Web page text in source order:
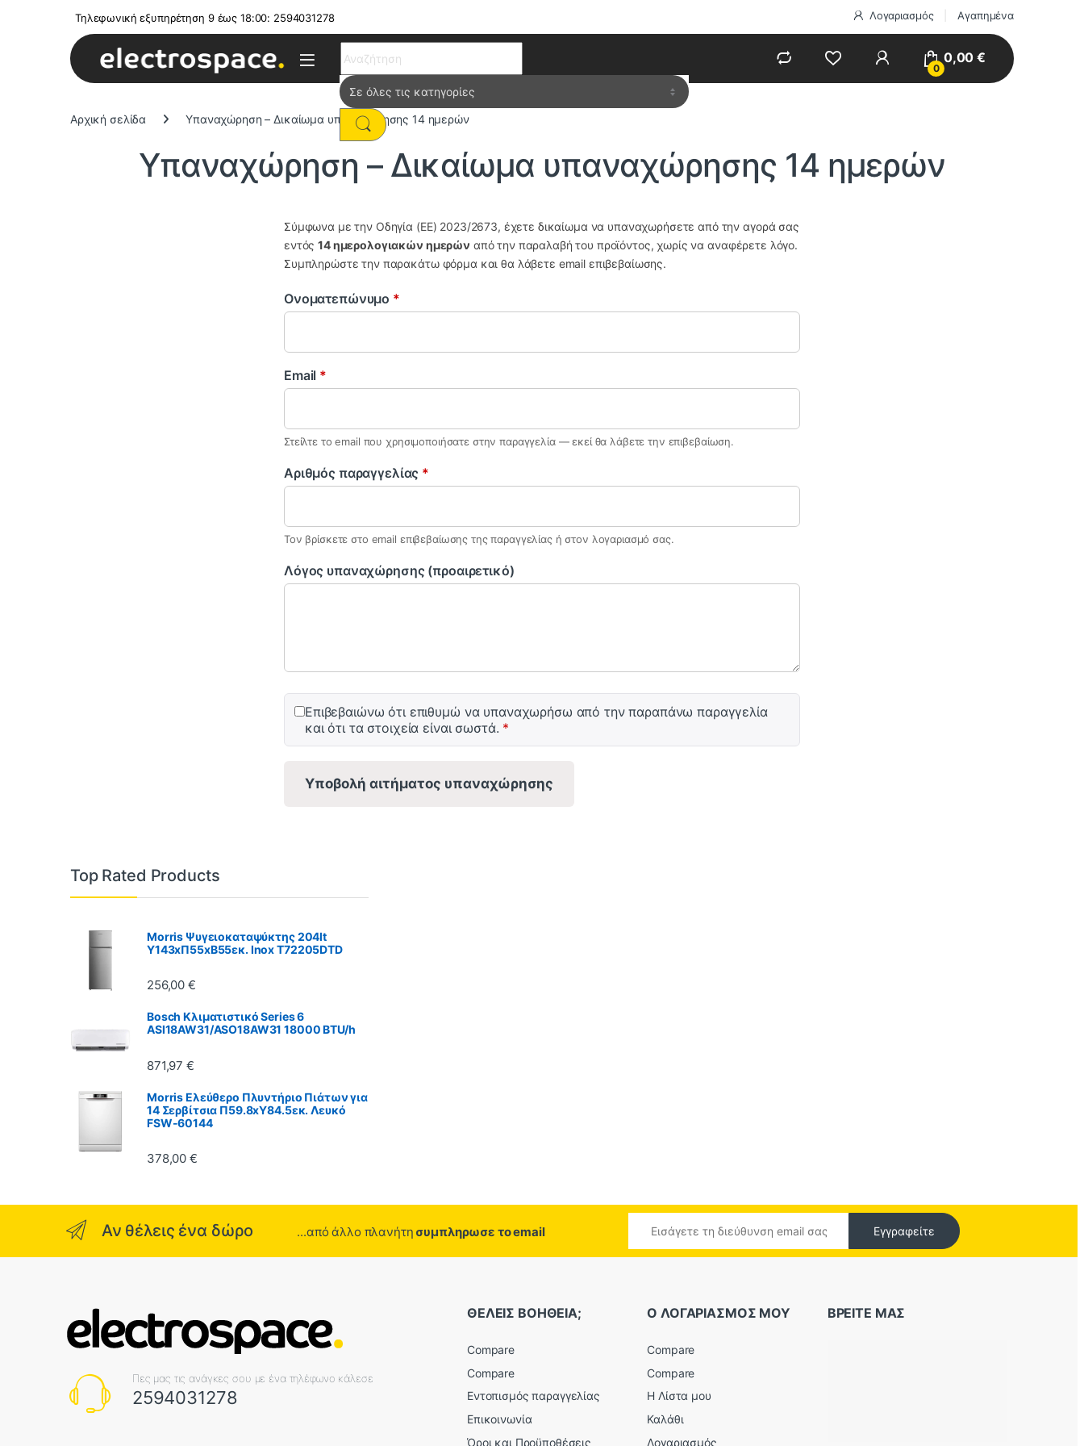
Τηλεφωνική εξυπηρέτηση 9 έως 18:00: 2594031278 Λογαριασμός Αγαπημένα
0
0,00€
Αρχική σελίδα Υπαναχώρηση – Δικαίωμα υπαναχώρησης 14 ημερών
Υπαναχώρηση – Δικαίωμα υπαναχώρησης 14 ημερών
Σύμφωνα με την Οδηγία (ΕΕ) 2023/2673, έχετε δικαίωμα να υπαναχωρήσετε από την αγορά σας
εντός14 ημερολογιακών ημερών από την παραλαβή του προϊόντος, χωρίς να αναφέρετε λόγο.
Συμπληρώστε την παρακάτω φόρμα και θα λάβετε email επιβεβαίωσης.
Ονοματεπώνυμο *
Email *
Στείλτε το email που χρησιμοποιήσατε στην παραγγελία — εκεί θα λάβετε την επιβεβαίωση.
Αριθμός παραγγελίας *
Τον βρίσκετε στο email επιβεβαίωσης της παραγγελίας ή στον λογαριασμό σας.
Λόγος υπαναχώρησης (προαιρετικό)
Επιβεβαιώνω ότι επιθυμώ να υπαναχωρήσω από την παραπάνω παραγγελία
και ότι τα στοιχεία είναι σωστά. *
Υποβολή αιτήματος υπαναχώρησης
Top Rated Products
Morris Ψυγειοκαταψύκτης 204lt
Υ143xΠ55xΒ55εκ. Inox T72205DTD
256,00€
Bosch Κλιματιστικό Series 6
ASI18AW31/ASO18AW31 18000 BTU/h
871,97€
Morris Ελεύθερο Πλυντήριο Πιάτων για
14 Σερβίτσια Π59.8xY84.5εκ. Λευκό
FSW-60144
378,00€
Αν θέλεις ένα δώρο ...από άλλο πλανήτη συμπληρωσε το email Εγγραφείτε
Πες μας τις ανάγκες σου με ένα τηλέφωνο κάλεσε
2594031278
ΘΕΛΕΙΣ ΒΟΗΘΕΙΑ;
Compare
Compare
Εντοπισμός παραγγελίας
Επικοινωνία
Όροι και Προϋποθέσεις
Ο ΛΟΓΑΡΙΑΣΜΟΣ ΜΟΥ
Compare
Compare
Η Λίστα μου
Καλάθι
Λογαριασμός
ΒΡΕΙΤΕ ΜΑΣ